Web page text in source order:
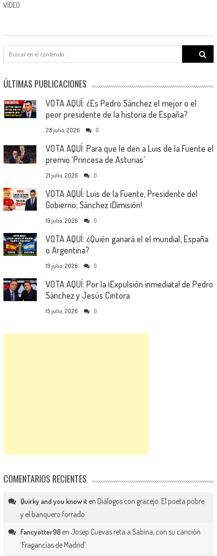
VÍDEO
Search
for:
ÚLTIMAS PUBLICACIONES
VOTA AQUÍ: ¿Es Pedro Sánchez el mejor o el
peor presidente de la historia de España?
28 julio, 2026 0
VOTA AQUÍ: Para que le den a Luis de la Fuente el
premio ‘Princesa de Asturias’
21 julio, 2026 0
VOTA AQUÍ: Luis de la Fuente, Presidente del
Gobierno; Sánchez ¡Dimisión!
19 julio, 2026 0
VOTA AQUÍ: ¿Quién ganará el el mundial, España
o Argentina?
19 julio, 2026 0
VOTA AQUÍ: Por la ¡Expulsión inmediata! de Pedro
Sánchez y Jesús Cintora
15 julio, 2026 0
COMENTARIOS RECIENTES
Quirky and you know iten Diálogos con gracejo: El poeta pobre
y el banquero forrado
Fancyotter98en Josep Cuevas reta a Sabina, con su canción
‘Fragancias de Madrid’